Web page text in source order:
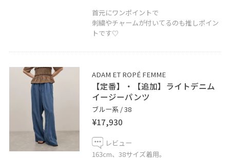
ぜひ店頭やオンラインでチェックしてください♪
ルミネカードのご利用でいつでも5%OFFで
ご購入いただけます。お気軽にお問い合わせください。
LINEでルミネ新宿スタッフに相談は
【友達だち追加】をタップをして下さい。
首元にワンポイントで
刺繍やチャームが付いてるのも推しポイン
トです♡
ADAM ET ROPÉ FEMME
【定番】・【追加】ライトデニム
イージーパンツ
ブルー系 / 38
¥17,930
レビュー
163cm、38サイズ着用。